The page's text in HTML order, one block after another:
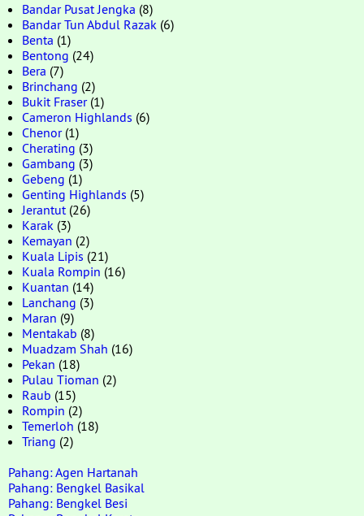
Bandar Pusat Jengka (8)
Bandar Tun Abdul Razak (6)
Benta (1)
Bentong (24)
Bera (7)
Brinchang (2)
Bukit Fraser(1)
Cameron Highlands (6)
Chenor(1)
Cherating (3)
Gambang (3)
Gebeng (1)
Genting Highlands (5)
Jerantut(26)
Karak (3)
Kemayan (2)
Kuala Lipis (21)
Kuala Rompin (16)
Kuantan (14)
Lanchang (3)
Maran (9)
Mentakab (8)
Muadzam Shah (16)
Pekan (18)
Pulau Tioman (2)
Raub (15)
Rompin (2)
Temerloh (18)
Triang (2)
Pahang: Agen Hartanah
Pahang: Bengkel Basikal
Pahang: Bengkel Besi